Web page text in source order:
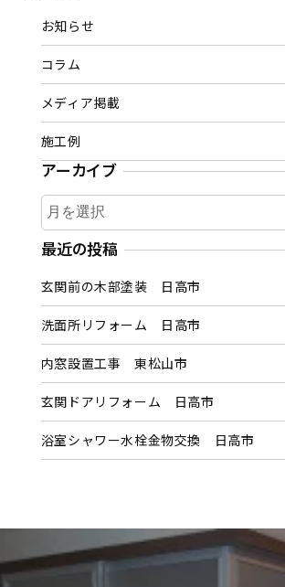
お知らせ
コラム
メディア掲載
施工例
アーカイブ
ア
ー
カ
ブ
最近の投稿
玄関前の木部塗装 日高市
洗面所リフォーム 日高市
内窓設置工事 東松山市
玄関ドアリフォーム 日高市
浴室シャワー水栓金物交換 日高市